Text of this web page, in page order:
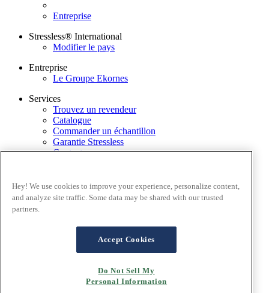
Entreprise
Stressless® International
Modifier le pays
Entreprise
Le Groupe Ekornes
Services
Trouvez un revendeur
Catalogue
Commander un échantillon
Garantie Stressless
Contactez-nous
Conditions générales
Politique de confidentialité
Garantie
FAQ – Ventes en ligne
Hey! We use cookies to improve your experience, personalize content,
and analyze site traffic. Some data may be shared with our trusted
partners.
Accept Cookies
Do Not Sell My
Personal Information